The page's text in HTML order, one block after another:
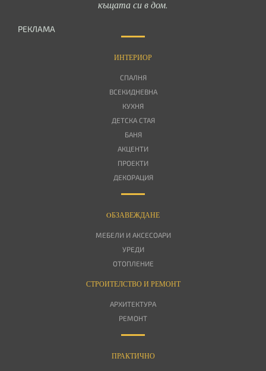
къщата си в дом.
РЕКЛАМА
ИНТЕРИОР
СПАЛНЯ
ВСЕКИДНЕВНА
КУХНЯ
ДЕТСКА СТАЯ
БАНЯ
АКЦЕНТИ
ПРОЕКТИ
ДЕКОРАЦИЯ
OБЗАВЕЖДАНЕ
МЕБЕЛИ И АКСЕСОАРИ
УРЕДИ
ОТОПЛЕНИЕ
СТРОИТЕЛСТВО И РЕМОНТ
АРХИТЕКТУРА
РЕМОНТ
ПРАКТИЧНО